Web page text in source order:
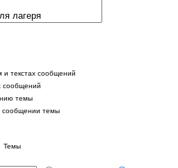
и текстах сообщений
сообщений
темы
сообщении темы
Темы